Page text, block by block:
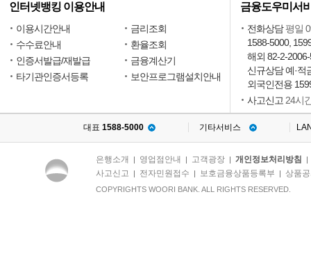
질문
답변
인터넷뱅킹 이용안내
이용시간안내
금리조회
수수료안내
환율조회
인증서발급/재발급
금융계산기
타기관인증서등록
보안프로그램설치안내
금융도우미서
전화상담평일
1588-5000,
해외 82-2-
신규상담 예·적
외국인전용
사고신고24시
대표 1588-5000 기타서비스
은행소개 영업점안내 고객광장| 개인정보처리방침
사고신고 전자민원접수 보호금융상품등록부 상품
COPYRIGHTS WOORI BANK. ALL RIGHTS RESERVED.